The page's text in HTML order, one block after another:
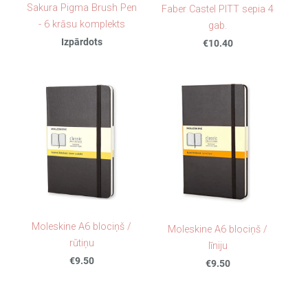
Sakura Pigma Brush Pen
- 6 krāsu komplekts
Izpārdots
Faber Castel PITT sepia 4
gab.
€10.40
Moleskine A6 blociņš /
rūtiņu
€9.50
Moleskine A6 blociņš /
līniju
€9.50